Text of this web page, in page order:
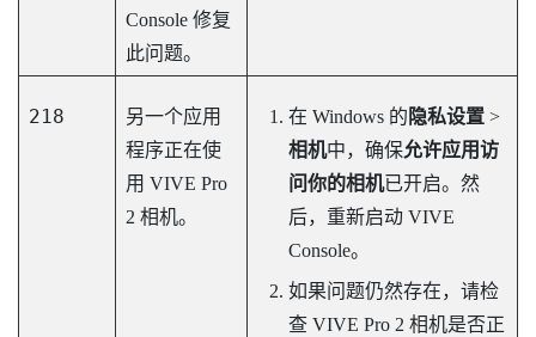
Console 修复
此问题。
218
另一个应用
程序正在使
用 VIVE Pro
2 相机。
在 Windows的 隐私设置>
相机中，确保允许应用访
问你的相机已开启。然
后，重新启动 VIVE
Console。
如果问题仍然存在，请检
查 VIVE Pro 2 相机是否正